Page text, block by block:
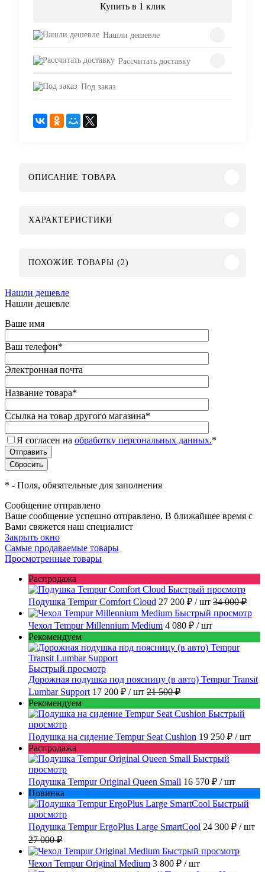
Купить в 1 клик
Нашли дешевле
Рассчитать доставку
Под заказ
ОПИСАНИЕ ТОВАРА
ХАРАКТЕРИСТИКИ
ПОХОЖИЕ ТОВАРЫ (2)
Нашли дешевле
Нашли дешевле
Ваше имя
Ваш телефон*
Электронная почта
Название товара*
Ссылка на товар другого магазина*
Я согласен на обработку персональных данных.*
* - Поля, обязательные для заполнения
Сообщение отправлено
Ваше сообщение успешно отправлено. В ближайшее время с
Вами свяжется наш специалист
Закрыть окно
Самые продаваемые товары
Просмотренные товары
Распродажа
Быстрый просмотр
Подушка Tempur Comfort Cloud 27 200 ₽ / шт 34 000 ₽
Быстрый просмотр
Чехол Tempur Millennium Medium 4 080 ₽ / шт
Рекомендуем
Быстрый просмотр
Дорожная подушка под поясницу (в авто) Tempur Transit
Lumbar Support 17 200 ₽ / шт 21 500 ₽
Рекомендуем
Быстрый
просмотр
Подушка на сидение Tempur Seat Cushion 19 250 ₽ / шт
Распродажа
Быстрый
просмотр
Подушка Tempur Original Queen Small 16 570 ₽ / шт
Новинка
Быстрый
просмотр
Подушка Tempur ErgoPlus Large SmartCool 24 300 ₽ / шт
27 000 ₽
Быстрый просмотр
Чехол Tempur Original Medium 3 800 ₽ / шт